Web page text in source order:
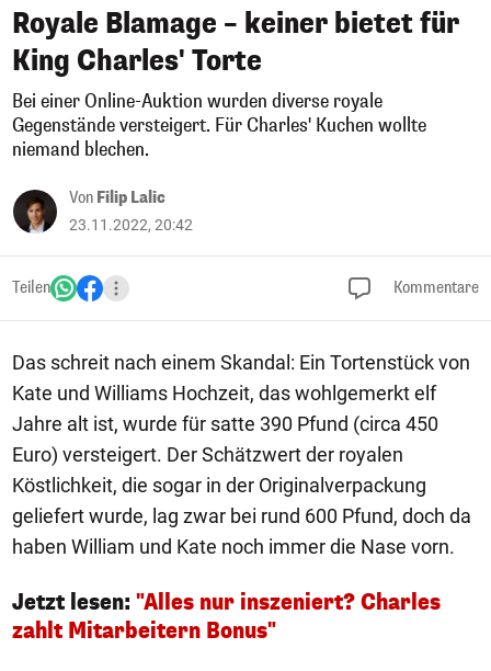
Royale Blamage – keiner bietet für
King Charles' Torte
Bei einer Online-Auktion wurden diverse royale
Gegenstände versteigert. Für Charles' Kuchen wollte
niemand blechen.
Von Filip Lalic
23.11.2022, 20:42
Teilen Kommentare
Das schreit nach einem Skandal: Ein Tortenstück von
Kate und Williams Hochzeit, das wohlgemerkt elf
Jahre alt ist, wurde für satte 390 Pfund (circa 450
Euro) versteigert. Der Schätzwert der royalen
Köstlichkeit, die sogar in der Originalverpackung
geliefert wurde, lag zwar bei rund 600 Pfund, doch da
haben William und Kate noch immer die Nase vorn.
Jetzt lesen: "Alles nur inszeniert? Charles
zahlt Mitarbeitern Bonus"